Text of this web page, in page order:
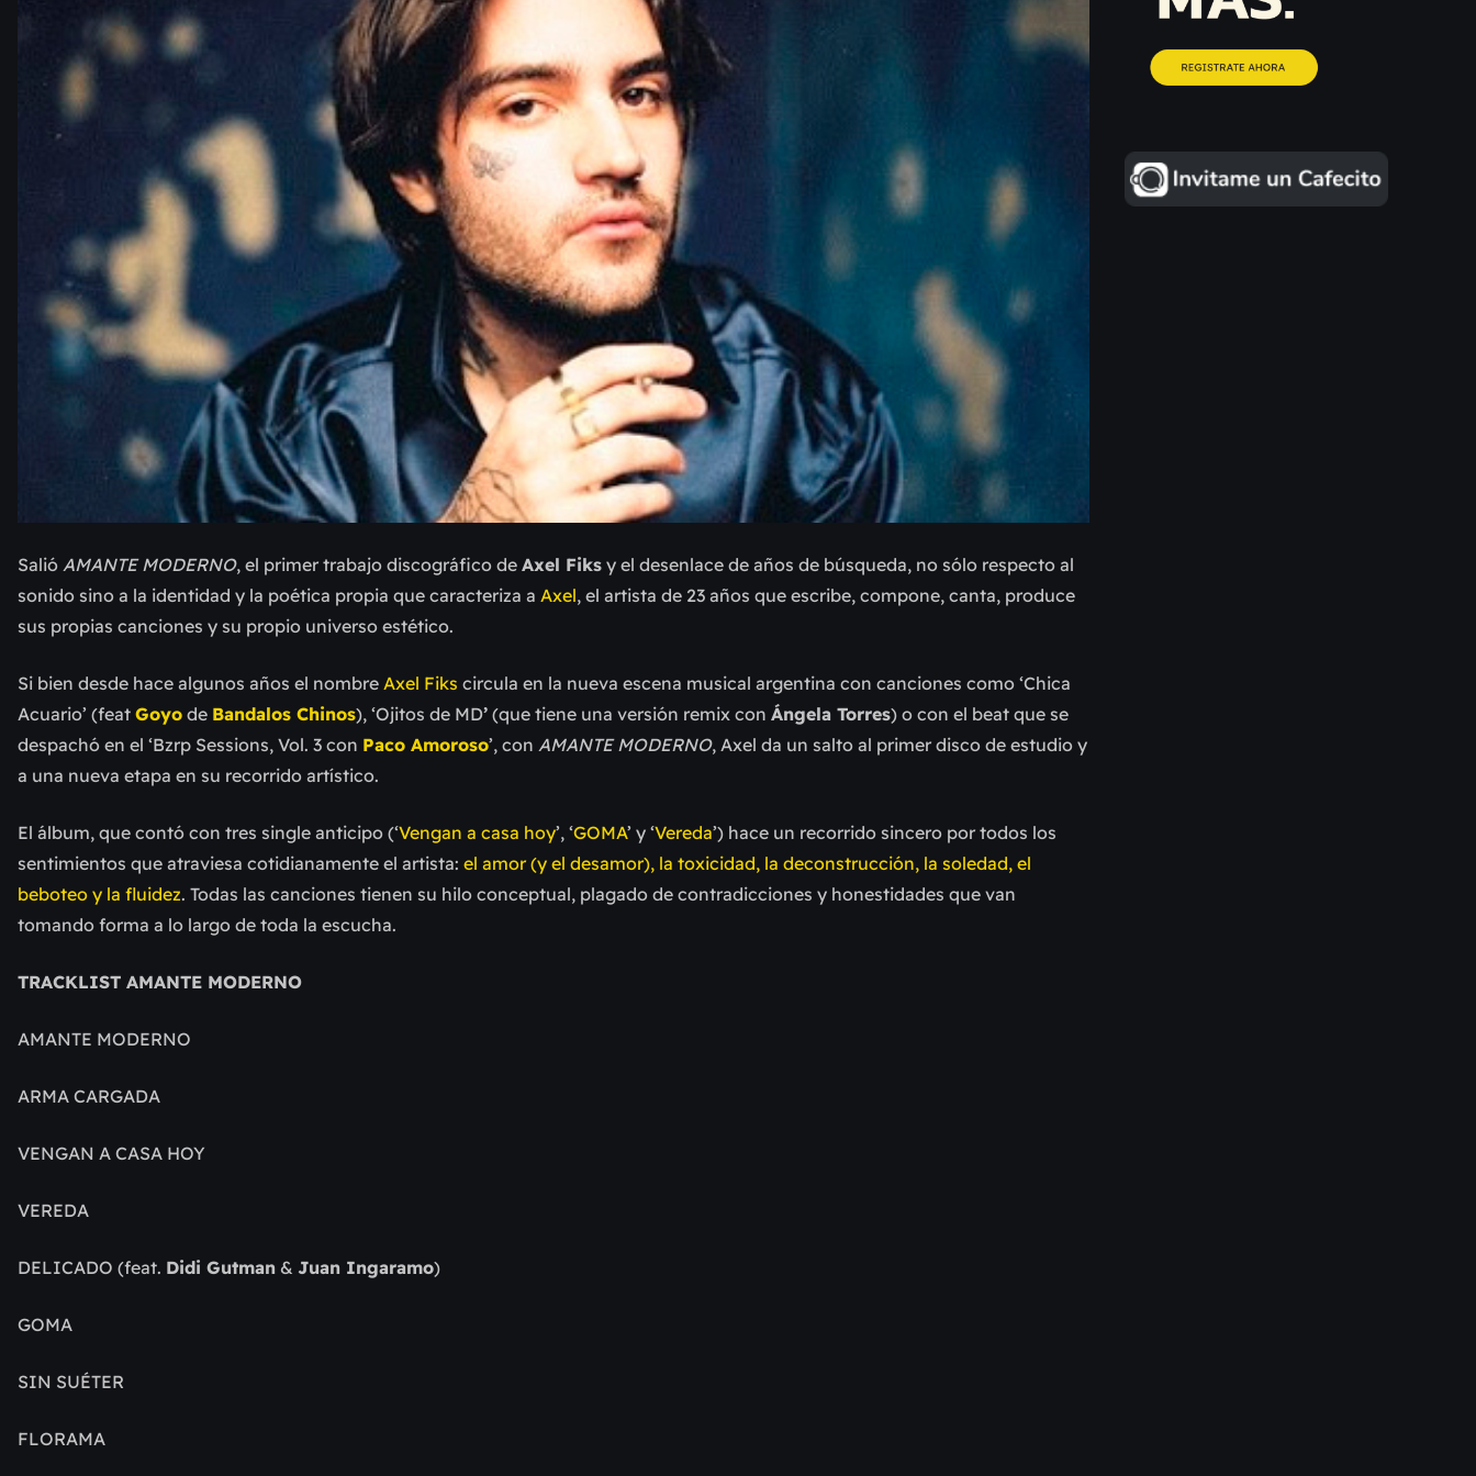
Salió AMANTE MODERNO, el primer trabajo discográfico de Axel Fiks y el desenlace de años de búsqueda, no sólo respecto al
sonido sino a la identidad y la poética propia que caracteriza a Axel, el artista de 23 años que escribe, compone, canta, produce
sus propias canciones y su propio universo estético.
Si bien desde hace algunos años el nombre Axel Fiks circula en la nueva escena musical argentina con canciones como ‘Chica
Acuario’ (feat Goyo de Bandalos Chinos), ‘Ojitos de MD’ (que tiene una versión remix con Ángela Torres) o con el beat que se
despachó en el ‘Bzrp Sessions, Vol. 3 con Paco Amoroso’, con AMANTE MODERNO, Axel da un salto al primer disco de estudio y
a una nueva etapa en su recorrido artístico.
El álbum, que contó con tres single anticipo (‘Vengan a casa hoy’, ‘GOMA’ y ‘Vereda’) hace un recorrido sincero por todos los
sentimientos que atraviesa cotidianamente el artista: el amor (y el desamor), la toxicidad, la deconstrucción, la soledad, el
beboteo y la fluidez. Todas las canciones tienen su hilo conceptual, plagado de contradicciones y honestidades que van
tomando forma a lo largo de toda la escucha.
TRACKLIST AMANTE MODERNO
AMANTE MODERNO
ARMA CARGADA
VENGAN A CASA HOY
VEREDA
DELICADO (feat. Didi Gutman & Juan Ingaramo)
GOMA
SIN SUÉTER
FLORAMA